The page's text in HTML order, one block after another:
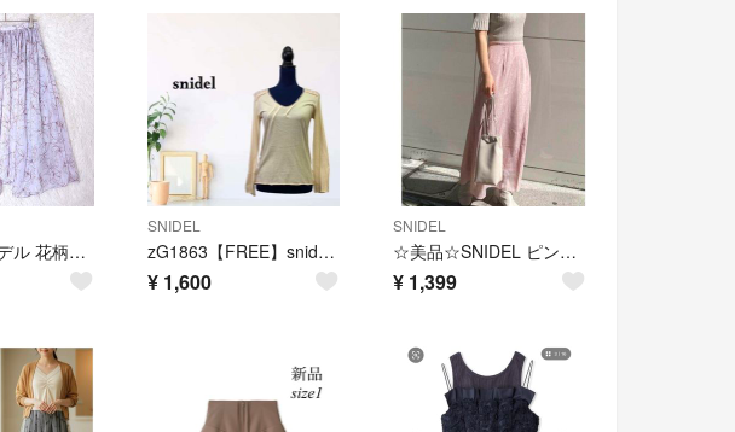
E695 スナイデル 花柄プリーツスカートラベンダー 透け感 フェミニン
SNIDEL
zG1863【FREE】snidel Tシャツ/カットソー 長袖 Vネック
¥ 1,600
SNIDEL
☆美品☆SNIDEL ピンク花柄フラワーロングスカート フレアスカート サイズ0
¥ 1,399